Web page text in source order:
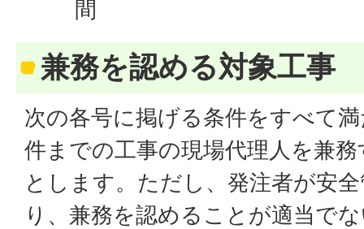
間
兼務を認める対象工事
次の各号に掲げる条件をすべて
件までの工事の現場代理人を兼
とします。ただし、発注者が安
り、兼務を認めることが適当で